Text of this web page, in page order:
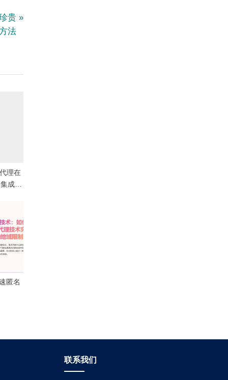
贵
法
理在
成功
匿名
联系我们